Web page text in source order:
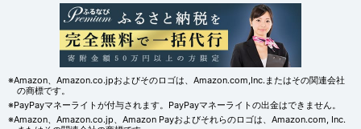
※Amazon、Amazon.co.jpおよびそのロゴは、Amazon.com,Inc.またはその関連会社
の商標です。
※PayPayマネーライトが付与されます。PayPayマネーライトの出金はできません。
※Amazon、Amazon.co.jp、Amazon Payおよびそれらのロゴは、Amazon.com, Inc.